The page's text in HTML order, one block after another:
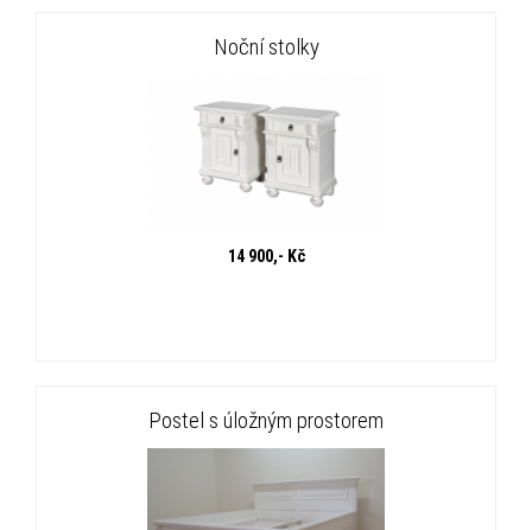
Noční stolky
14 900,- Kč
Postel s úložným prostorem